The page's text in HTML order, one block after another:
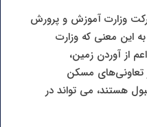
وزارت آموزش و پرورش
این معنی که وزارت
از آوردن زمین،
تعاونی‌های مسکن
هستند، می تواند در